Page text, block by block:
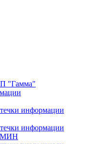
"Гамма"
информации
информации